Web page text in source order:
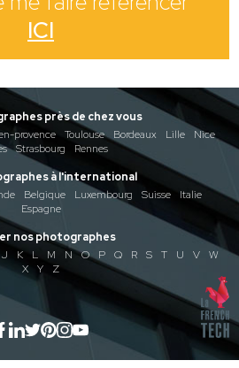
ICI
près de chez vous
provence Toulouse Bordeaux Lille
Nice
Strasbourg
Rennes
à l'international
Belgique Luxembourg Suisse
Italie
Espagne
nos photographes
J K L M N O P Q R S T U V
W
X
Y Z